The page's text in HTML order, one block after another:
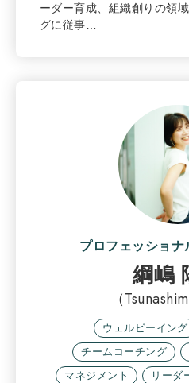
ーダー育成、組織創りの領
グに従事…
プロフェッショナ
綱嶋
（
ウェルビーイング
チームコーチング
マネジメント
リーダ